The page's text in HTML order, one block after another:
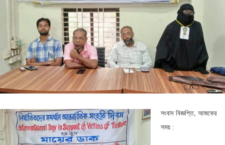
সংবাদ বিজ্ঞপ্তি, আজকের
সময় :